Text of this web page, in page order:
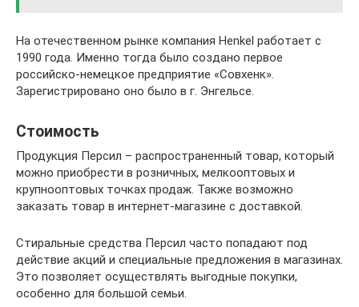
На отечественном рынке компания Henkel работает с
1990 года. Именно тогда было создано первое
российско-немецкое предприятие «Совхенк».
Зарегистрировано оно было в г. Энгельсе.
Стоимость
Продукция Персил – распространенный товар, который
можно приобрести в розничных, мелкооптовых и
крупнооптовых точках продаж. Также возможно
заказать товар в интернет-магазине с доставкой.
Стиральные средства Персил часто попадают под
действие акций и специальные предложения в магазинах.
Это позволяет осуществлять выгодные покупки,
особенно для большой семьи.